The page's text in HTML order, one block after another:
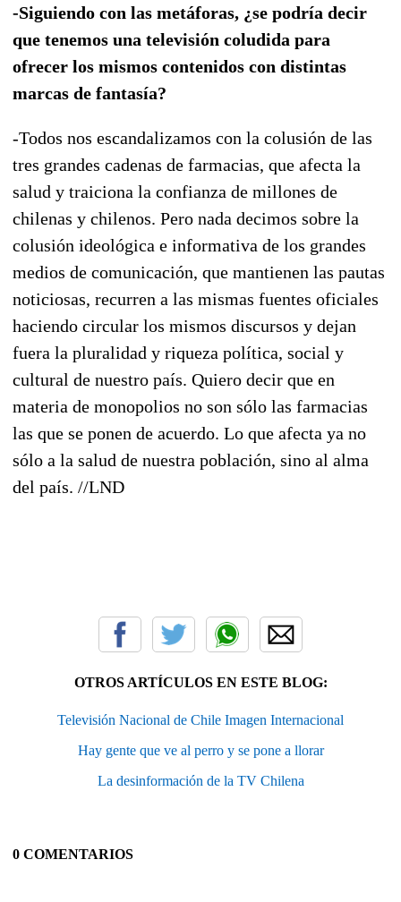
-Siguiendo con las metáforas, ¿se podría decir
que tenemos una televisión coludida para
ofrecer los mismos contenidos con distintas
marcas de fantasía?
-Todos nos escandalizamos con la colusión de las
tres grandes cadenas de farmacias, que afecta la
salud y traiciona la confianza de millones de
chilenas y chilenos. Pero nada decimos sobre la
colusión ideológica e informativa de los grandes
medios de comunicación, que mantienen las pautas
noticiosas, recurren a las mismas fuentes oficiales
haciendo circular los mismos discursos y dejan
fuera la pluralidad y riqueza política, social y
cultural de nuestro país. Quiero decir que en
materia de monopolios no son sólo las farmacias
las que se ponen de acuerdo. Lo que afecta ya no
sólo a la salud de nuestra población, sino al alma
del país. //LND
OTROS ARTÍCULOS EN ESTE BLOG:
Televisión Nacional de Chile Imagen Internacional
Hay gente que ve al perro y se pone a llorar
La desinformación de la TV Chilena
0 COMENTARIOS